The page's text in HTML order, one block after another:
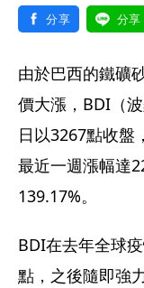
分享 分享
由於巴西的鐵礦
價大漲，BDI（
日以3267點收盤
最近一週漲幅達
139.17%。
BDI在去年全球
點，之後隨即強